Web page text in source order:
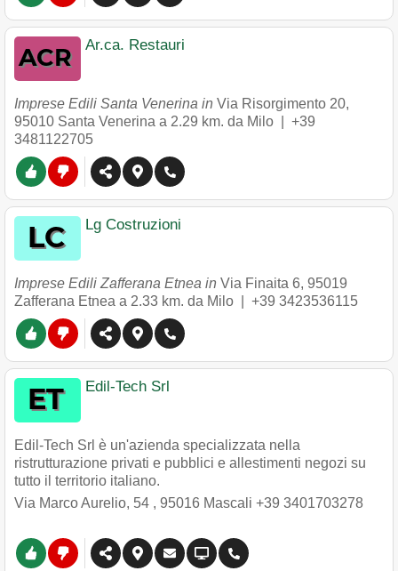
Ar.ca. Restauri
Imprese Edili Santa Venerina in Via Risorgimento 20,
95010 Santa Venerina a 2.29 km. da Milo | +39
3481122705
Lg Costruzioni
Imprese Edili Zafferana Etnea in Via Finaita 6, 95019
Zafferana Etnea a 2.33 km. da Milo | +39 3423536115
Edil-Tech Srl
Edil-Tech Srl è un'azienda specializzata nella
ristrutturazione privati e pubblici e allestimenti negozi su
tutto il territorio italiano.
Via Marco Aurelio, 54 , 95016 Mascali +39 3401703278